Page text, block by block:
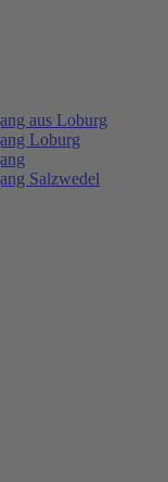
aus Loburg
Loburg
Salzwedel